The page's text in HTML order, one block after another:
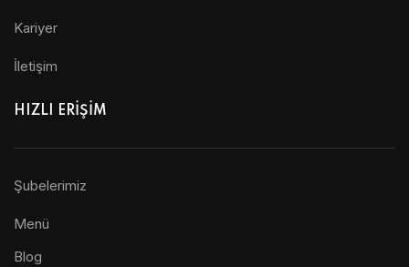
Kariyer
İletişim
HIZLI ERİŞİM
Şubelerimiz
Menü
Blog